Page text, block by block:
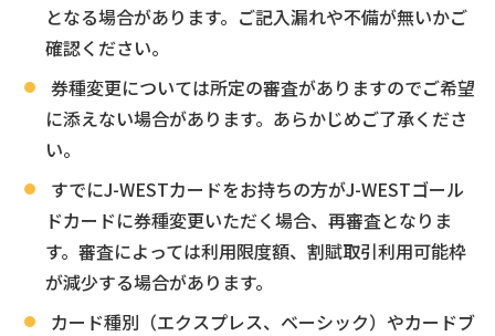
となる場合があります。ご記入漏れや不備が無いかご
確認ください。
券種変更については所定の審査がありますのでご希望
に添えない場合があります。あらかじめご了承くださ
い。
すでにJ-WESTカードをお持ちの方がJ-WESTゴール
ドカードに券種変更いただく場合、再審査となりま
す。審査によっては利用限度額、割賦取引利用可能枠
が減少する場合があります。
カード種別（エクスプレス、ベーシック）やカードブ